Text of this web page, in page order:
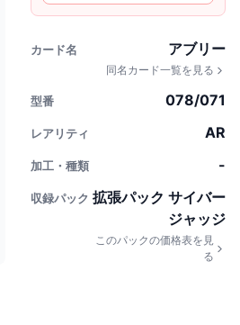
カード名 アブリー
同名カード一覧を見る
型番 078/071
レアリティ AR
加工・種類 -
収録パック 拡張パック サイバー
ジャッジ
このパックの価格表を見
る